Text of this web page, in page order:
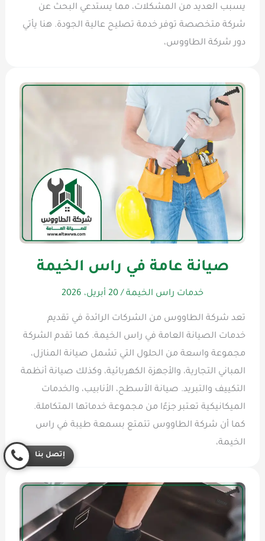
يسبب العديد من المشكلات، مما يستدعي البحث عن
شركة متخصصة توفر خدمة تصليح عالية الجودة. هنا يأتي
دور شركة الطاووس،
صيانة عامة في راس الخيمة
خدمات راس الخيمة /20 أبريل، 2026
تعد شركة الطاووس من الشركات الرائدة في تقديم
خدمات الصيانة العامة في راس الخيمة. كما تقدم الشركة
مجموعة واسعة من الحلول التي تشمل صيانة المنازل،
المباني التجارية، والأجهزة الكهربائية، وكذلك صيانة أنظمة
التكييف والتبريد. صيانة الأسطح، الأنابيب، والخدمات
الميكانيكية تعتبر جزءًا من مجموعة خدماتها المتكاملة.
كما أن شركة الطاووس تتمتع بسمعة طيبة في راس
الخيمة،
إتصل بنا